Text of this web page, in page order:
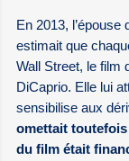
En 2013,
estimait que
Wall Street, le film
DiCaprio. Elle lui
sensibilise aux
omettait
du film était